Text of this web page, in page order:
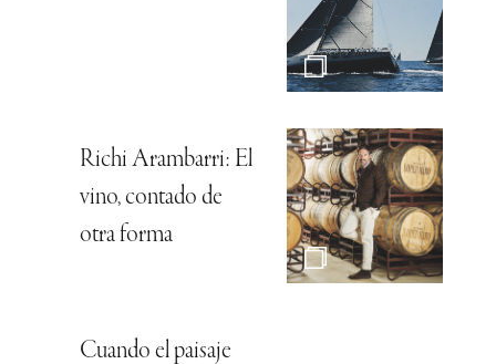
Richi Arambarri: El
vino, contado de
otra forma
Cuando el paisaje